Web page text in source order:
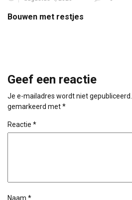
Bouwen met restjes
Geef een reactie
Je e-mailadres wordt niet gepubliceerd.
gemarkeerd met*
Reactie *
Naam *